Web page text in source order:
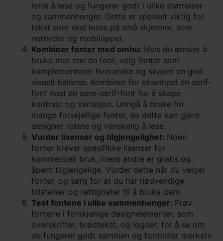
lette å lese og fungerer godt i ulike størrelser
og sammenhenger. Dette er spesielt viktig for
tekst som skal leses på små skjermer, som
nettsider og mobilapper.
Kombiner fonter med omhu: Hvis du ønsker å
bruke mer enn én font, velg fonter som
komplementerer hverandre og skaper en god
visuell balanse. Kombiner for eksempel en serif-
font med en sans-serif-font for å skape
kontrast og variasjon. Unngå å bruke for
mange forskjellige fonter, da dette kan gjøre
designet rotete og vanskelig å lese.
Vurder lisenser og tilgjengelighet: Noen
fonter krever spesifikke lisenser for
kommersiell bruk, mens andre er gratis og
åpent tilgjengelige. Vurder dette når du velger
fonter, og sørg for at du har nødvendige
tillatelser og rettigheter til å bruke dem.
Test fontene i ulike sammenhenger: Prøv
fontene i forskjellige designelementer, som
overskrifter, brødtekst, og logoer, for å se om
de fungerer godt sammen og formidler merkets